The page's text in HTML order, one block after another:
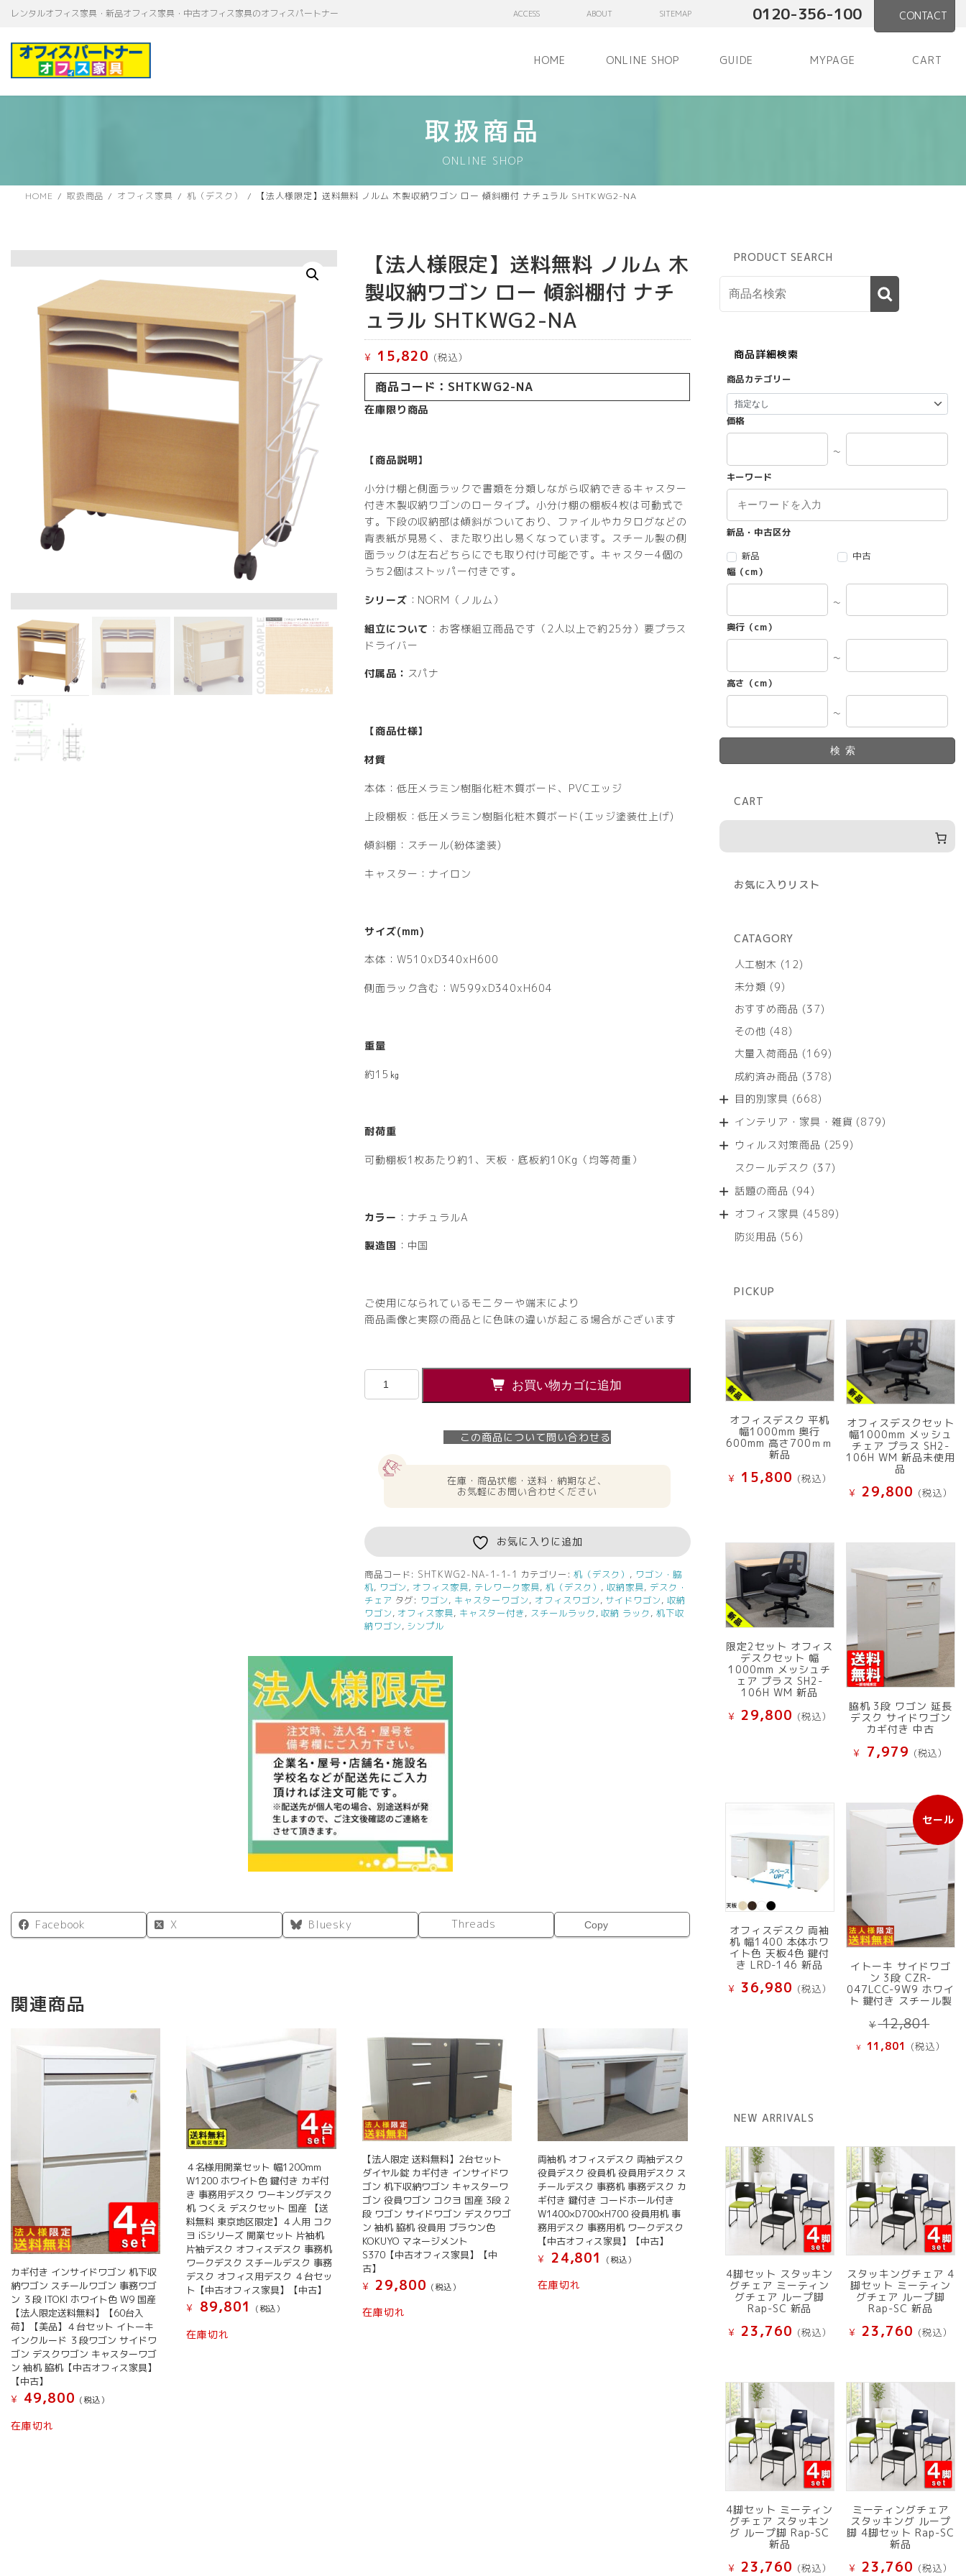
テ
ゲ
レンタルオフィス家具・新品オフィス家具・中古オフィス家具のオフィスパートナー ACCESS ABOUT SITEMAP 0120-356-100 CONTACT
HOME ONLINE SHOP GUIDE MYPAGE CART
取扱商品
ONLINE SHOP
HOME 取扱商品 オフィス家具 机（デスク） 【法人様限定】送料無料 ノルム 木製収納ワゴン ロー 傾斜棚付 ナチュラル SHTKWG2-NA
【法人様限定】送料無料 ノルム 木
製収納ワゴン ロー 傾斜棚付 ナチ
ュラル SHTKWG2-NA
¥ 15,820 (税込）
商品コード：SHTKWG2-NA
在庫限り商品
【商品説明】
小分け棚と側面ラックで書類を分類しながら収納できるキャスター
付き木製収納ワゴンのロータイプ。小分け棚の棚板4枚は可動式で
す。下段の収納部は傾斜がついており、ファイルやカタログなどの
背表紙が見易く、また取り出し易くなっています。スチール製の側
面ラックは左右どちらにでも取り付け可能です。キャスター4個の
うち2個はストッパー付きです。
シリーズ ：NORM（ノルム）
組立について ：お客様組立商品です（2人以上で約25分）要プラス
ドライバー
付属品： スパナ
【商品仕様】
材質
本体：低圧メラミン樹脂化粧木質ボード、PVCエッジ
上段棚板：低圧メラミン樹脂化粧木質ボード(エッジ塗装仕上げ)
傾斜棚：スチール(紛体塗装)
キャスター：ナイロン
サイズ(mm)
本体：W510xD340xH600
側面ラック含む：W599xD340xH604
重量
約15㎏
耐荷重
可動棚板1枚あたり約1、天板・底板約10Kg（均等荷重）
カラー ：ナチュラルA
製造国 ：中国
ご使用になられているモニターや端末により
商品画像と実際の商品とに色味の違いが起こる場合がございます
【法
人
ノ
ル
ム
木
製
収
納
ゴ
ン
ロ
ー
傾
斜
棚
付
ナ
チ
ュ
ラ
ル
SHTKWG2-
お買い物カゴに追加
この商品について問い合わせる
在庫・商品状態・送料・納期など、
お気軽にお問い合わせください
お気に入りに追加
商品コード: SHTKWG2-NA-1-1-1 カテゴリー:机（デスク） , ワゴン・脇
机, ワゴン, オフィス家具, テレワーク家具, 机（デスク） ,収納家具, デスク・
チェア タグ: ワゴン, キャスターワゴン, オフィスワゴン, サイドワゴン,収納
ワゴン, オフィス家具, キャスター付き, スチールラック ,収納 ラック ,机下収
納ワゴン, シンプル
Facebook X Bluesky Threads Copy
関連商品
カギ付き インサイドワゴン 机下収
納ワゴン スチールワゴン 事務ワゴ
ン ３段 ITOKI ホワイト色 W9 国産
【法人限定送料無料】【60台入
荷】【美品】４台セット イトーキ
インクルード ３段ワゴン サイドワ
ゴン デスクワゴン キャスターワゴ
ン 袖机 脇机【中古オフィス家具】
【中古】
¥
49,800 (税込）
在庫切れ
４名様用開業セット 幅1200mm
W1200 ホワイト色 鍵付き カギ付
き 事務用デスク ワーキングデスク
机 つくえ デスクセット 国産 【送
料無料 東京地区限定】４人用 コク
ヨ iSシリーズ 開業セット 片袖机
片袖デスク オフィスデスク 事務机
ワークデスク スチールデスク 事務
デスク オフィス用デスク ４台セッ
ト【中古オフィス家具】【中古】
¥
89,801 (税込）
在庫切れ
【法人限定 送料無料】2台セット
ダイヤル錠 カギ付き インサイドワ
ゴン 机下収納ワゴン キャスターワ
ゴン 役員ワゴン コクヨ 国産 3段 2
段 ワゴン サイドワゴン デスクワゴ
ン 袖机 脇机 役員用 ブラウン色
KOKUYO マネージメント
S370【中古オフィス家具】【中
古】
¥ 29,800 (税込）
在庫切れ
両袖机 オフィスデスク 両袖デスク
役員デスク 役員机 役員用デスク ス
チールデスク 事務机 事務デスク カ
ギ付き 鍵付き コードホール付き
W1400×D700×H700 役員用机 事
務用デスク 事務用机 ワークデスク
【中古オフィス家具】【中古】
¥
24,801 (税込）
在庫切れ
PRODUCT SEARCH
商品詳細検索
商品カテゴリー
価格
～
キーワード
新品・中古区分
新品
中古
幅（cm）
～
奥行（cm）
～
高さ（cm）
～
検索
CART
お気に入りリスト
CATAGORY
人工樹木
1212
商
未分類 99
の
商
おすすめ商品 3737
商
その他 4848
の
商
大量入荷商品 169169
の
成約済み商品 378378
商
目的別家具 668668
の
商
インテリア・家具・雑貨 879879
ウィルス対策商品 259259
スクールデスク 3737
商
話題の商品 9494
の
オフィス家具 45894589
防災用品 5656
PICKUP
オフィスデスク 平机
幅1000mm 奥行
600mm 高さ700ｍｍ
新品
¥ 15,800 (税込）
オフィスデスクセット
幅1000mm メッシュ
チェア プラス SH2-
106H WM 新品未使用
品
¥ 29,800 (税込）
限定2セット オフィス
デスクセット 幅
1000mm メッシュチ
ェア プラス SH2-
106H WM 新品
¥ 29,800 (税込）
脇机 3段 ワゴン 延長
デスク サイドワゴン
カギ付き 中古
¥ 7,979 (税込）
オフィスデスク 両袖
机 幅1400 本体ホワ
イト色 天板4色 鍵付
き LRD-146 新品
¥ 36,980 (税込）
セール
販
売
中
品
イトーキ サイドワゴ
ン 3段 CZR-
047LCC-9W9 ホワイ
ト 鍵付き スチール製
¥12,801
の
価
¥ 11,801 現
で
す。
(税込）
NEW ARRIVALS
4脚セット スタッキン
グチェア ミーティン
グチェア ループ脚
Rap-SC 新品
¥ 23,760 (税込）
スタッキングチェア 4
脚セット ミーティン
グチェア ループ脚
Rap-SC 新品
¥ 23,760 (税込）
4脚セット ミーティン
グチェア スタッキン
グ ループ脚 Rap-SC
新品
¥ 23,760 (税込）
ミーティングチェア
スタッキング ループ
脚 4脚セット Rap-SC
新品
¥ 23,760 (税込）